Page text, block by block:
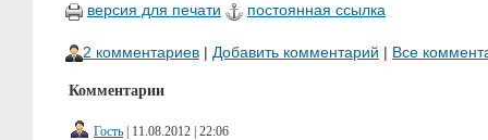
версия для печати постоянная ссылка
2 комментариев | Добавить комментарий | Все
Комментарии
Гость | 11.08.2012 | 22:06